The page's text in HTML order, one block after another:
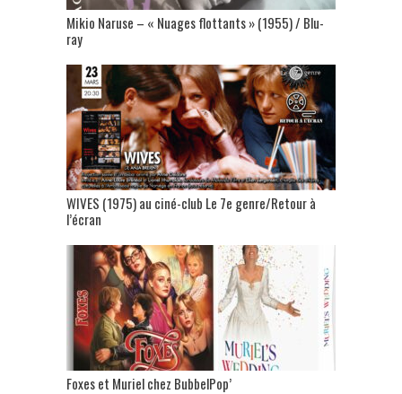
Mikio Naruse – « Nuages flottants » (1955) / Blu-
ray
WIVES (1975) au ciné-club Le 7e genre/Retour à
l’écran
Foxes et Muriel chez BubbelPop’